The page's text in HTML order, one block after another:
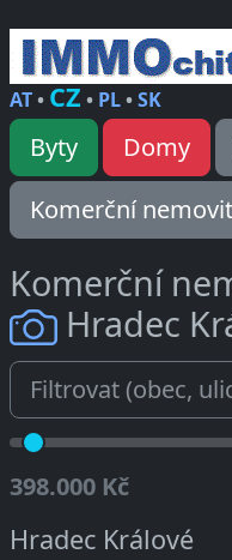
AT• CZ • PL•SK
Byty Domy
Komerční
Komerční
Hradec
398.000 Kč
Hradec Králové